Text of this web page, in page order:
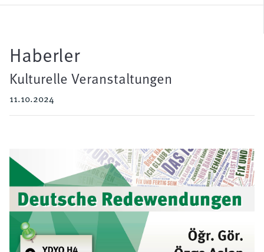
Haberler
Kulturelle Veranstaltungen
11.10.2024